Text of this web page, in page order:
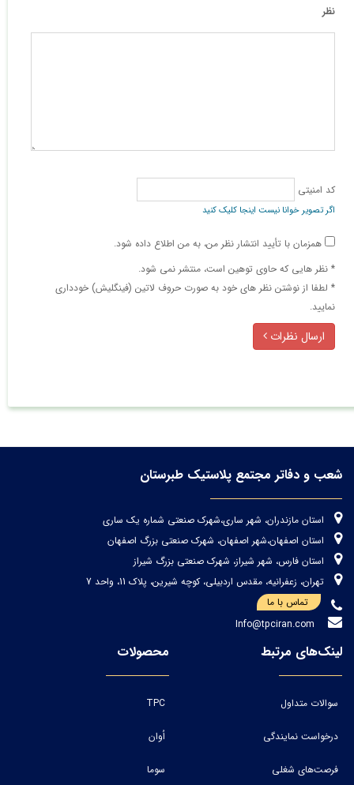
نظر
کد امنیتی
اگر تصویر خوانا نیست اینجا کلیک کنید
همزمان با تأیید انتشار نظر من، به من اطلاع داده شود.
* نظر هایی كه حاوی توهین است، منتشر نمی شود.
* لطفا از نوشتن نظر های خود به صورت حروف لاتین (فینگلیش) خودداری
نمایید.
ارسال نظرات
شعب و دفاتر مجتمع پلاستیک طبرستان
استان مازندران، شهر ساری،شهرک صنعتی شماره یک ساری
استان اصفهان،شهر اصفهان، شهرک صنعتی بزرگ اصفهان
استان فارس، شهر شیراز، شهرک صنعتی بزرگ شیراز
تهران، زعفرانیه، مقدس اردبیلی، کوچه شیرین، پلاک 11، واحد 7
تماس با ما
لینک‌های مرتبط
سوالات متداول
درخواست نمایندگی
فرصت‌های شغلی
محصولات
TPC
اُوان
سوما